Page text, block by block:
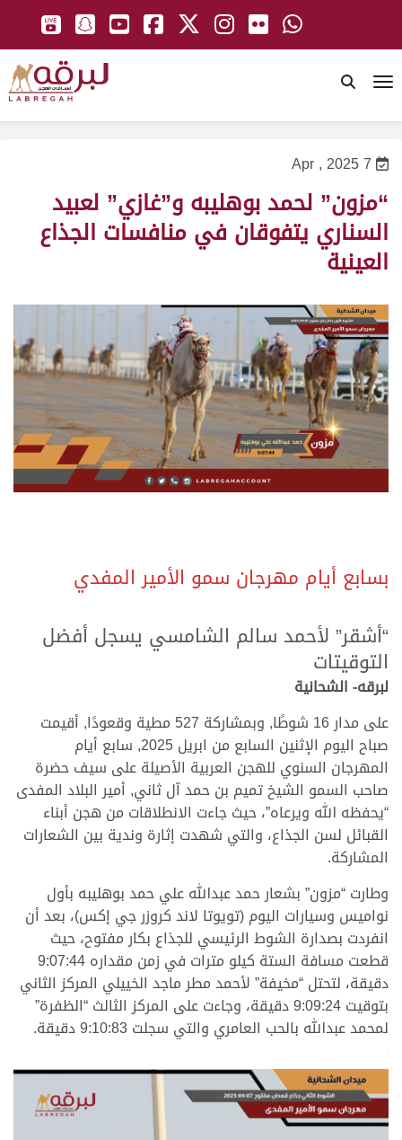
7 Apr , 2025
“مزون” لحمد بوهليبه و”غازي” لعبيد
السناري يتفوقان في منافسات الجذاع
العينية
بسابع أيام مهرجان سمو الأمير المفدي
“أشقر” لأحمد سالم الشامسي يسجل أفضل
التوقيتات
لبرقه- الشحانية
على مدار 16 شوطًا, وبمشاركة 527 مطية وقعودًا, أقيمت
صباح اليوم الإثنين السابع من ابريل 2025, سابع أيام
المهرجان السنوي للهجن العربية الأصيلة على سيف حضرة
صاحب السمو الشيخ تميم بن حمد آل ثاني, أمير البلاد المفدى
“يحفظه الله ويرعاه”، حيث جاءت الانطلاقات من هجن أبناء
القبائل لسن الجذاع، والتي شهدت إثارة وندية بين الشعارات
المشاركة.
وطارت “مزون” بشعار حمد عبدالله علي حمد بوهليبه بأول
نواميس وسيارات اليوم (تويوتا لاند كروزر جي إكس)، بعد أن
انفردت بصدارة الشوط الرئيسي للجذاع بكار مفتوح، حيث
قطعت مسافة الستة كيلو مترات في زمن مقداره 9:07:44
دقيقة، لتحتل “مخيفة” لأحمد مطر ماجد الخييلي المركز الثاني
بتوقيت 9:09:24 دقيقة، وجاءت على المركز الثالث “الظفرة”
لمحمد عبدالله بالحب العامري والتي سجلت 9:10:83 دقيقة.
>